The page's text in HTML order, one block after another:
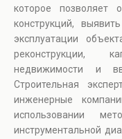
которое позволяет
конструкций,
эксплуатации
реконструкции,
недвижимости и
Строительная
инженерные
использовании
инструментальной